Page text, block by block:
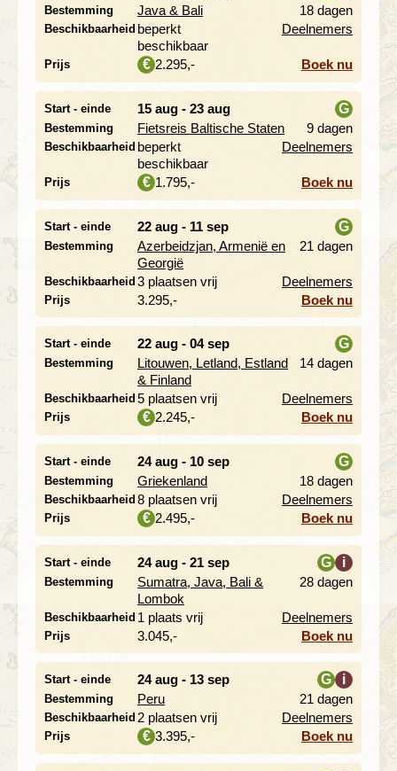
Bestemming Java & Bali
18 dagen
Beschikbaarheid beperkt
beschikbaar
Deelnemers
Prijs € 2.295,- Boek nu
Start - einde 15 aug - 23 aug
Bestemming Fietsreis Baltische Staten
G
9 dagen
Beschikbaarheid beperkt
beschikbaar
Deelnemers
Prijs € 1.795,- Boek nu
Start - einde 22 aug - 11 sep
Bestemming
Azerbeidzjan, Armenië en
Georgië
G
21 dagen
Beschikbaarheid 3 plaatsen vrij Deelnemers
Prijs 3.295,- Boek nu
Start - einde 22 aug - 04 sep
Bestemming
Litouwen, Letland, Estland
& Finland
G
14 dagen
Beschikbaarheid 5 plaatsen vrij Deelnemers
Prijs € 2.245,- Boek nu
Start - einde 24 aug - 10 sep
Bestemming Griekenland
G
18 dagen
Beschikbaarheid 8 plaatsen vrij Deelnemers
Prijs € 2.495,- Boek nu
Start - einde 24 aug - 21 sep
Bestemming
Sumatra, Java, Bali &
Lombok
G
i
28 dagen
Beschikbaarheid 1 plaats vrij Deelnemers
Prijs 3.045,- Boek nu
Start - einde 24 aug - 13 sep
Bestemming Peru
G
i
21 dagen
Beschikbaarheid 2 plaatsen vrij Deelnemers
Prijs € 3.395,- Boek nu